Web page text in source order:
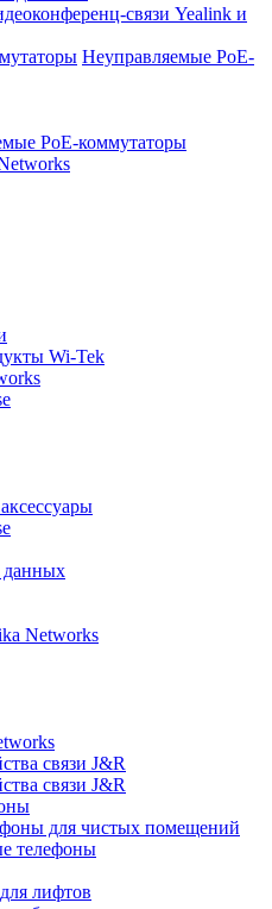
связи Yealink и
Неуправляемые PoE-
PoE-коммутаторы
Wi-Tek
данных
Networks
связи J&R
связи J&R
для чистых помещений
телефоны
лифтов